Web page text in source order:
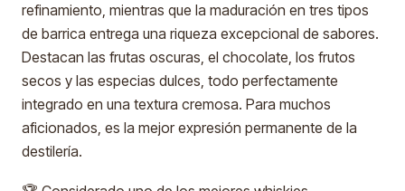
refinamiento, mientras que la maduración en tres tipos
de barrica entrega una riqueza excepcional de sabores.
Destacan las frutas oscuras, el chocolate, los frutos
secos y las especias dulces, todo perfectamente
integrado en una textura cremosa. Para muchos
aficionados, es la mejor expresión permanente de la
destilería.